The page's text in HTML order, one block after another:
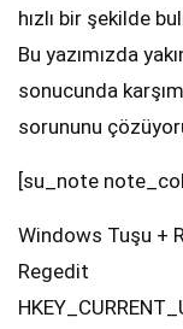
hızlı bir şekilde
Bu yazımızda
sonucunda
sorununu
[su_note
Windows Tuşu +
Regedit